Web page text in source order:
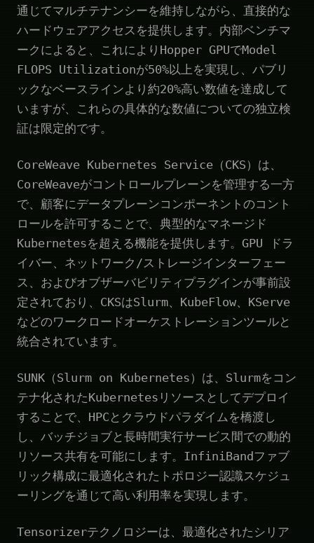
通じてマルチテナンシーを維持しながら、直接的な
ハードウェアアクセスを提供します。内部ベンチマ
ークによると、これによりHopper GPUでModel
FLOPS Utilizationが50%以上を実現し、パブリ
ックなベースラインより約20%高い数値を達成して
いますが、これらの具体的な数値についての独立検
証は限定的です。
CoreWeave Kubernetes Service（CKS）は、
CoreWeaveがコントロールプレーンを管理する一方
で、顧客にデータプレーンコンポーネントのコント
ロールを許可することで、典型的なマネージド
Kubernetesを超える機能を提供します。GPU ドラ
イバー、ネットワーク/ストレージインターフェー
ス、およびオブザーバビリティプラグインが事前設
定されており、CKSはSlurm、KubeFlow、KServe
などのワークロードオーケストレーションツールと
統合されています。
SUNK（Slurm on Kubernetes）は、Slurmをコン
テナ化されたKubernetesリソースとしてデプロイ
することで、HPCとクラウドパラダイムを橋渡し
し、バッチジョブと長時間実行サービス間での動的
リソース共有を可能にします。InfiniBandファブ
リック構成に最適化されたトポロジー認識スケジュ
ーリングを通じて高い利用率を実現します。
Tensorizerテクノロジーは、最適化されたシリア